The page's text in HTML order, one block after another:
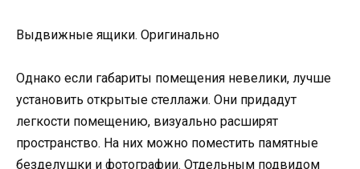
Выдвижные ящики. Оригинально
Однако если габариты помещения невелики, лучше
установить открытые стеллажи. Они придадут
легкости помещению, визуально расширят
пространство. На них можно поместить памятные
безделушки и фотографии. Отдельным подвидом